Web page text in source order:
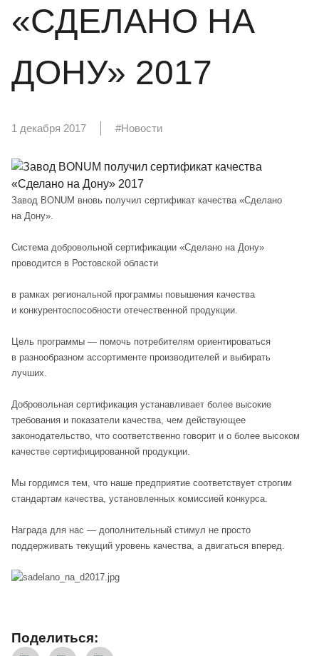
«СДЕЛАНО НА
ДОНУ» 2017
1 декабря 2017 #Новости
Завод BONUM вновь получил сертификат качества «Сделано
на Дону».
Система добровольной сертификации «Сделано на Дону»
проводится в Ростовской области
в рамках региональной программы повышения качества
и конкурентоспособности отечественной продукции.
Цель программы — помочь потребителям ориентироваться
в разнообразном ассортименте производителей и выбирать
лучших.
Добровольная сертификация устанавливает более высокие
требования и показатели качества, чем действующее
законодательство, что соответственно говорит и о более высоком
качестве сертифицированной продукции.
Мы гордимся тем, что наше предприятие соответствует строгим
стандартам качества, установленных комиссией конкурса.
Награда для нас — дополнительный стимул не просто
поддерживать текущий уровень качества, а двигаться вперед.
Поделиться: